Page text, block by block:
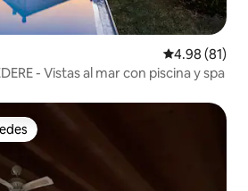
Calificación
4.98 (81)
- Vistas al mar con piscina y spa